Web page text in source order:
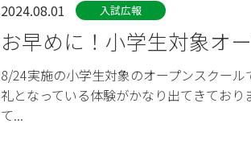
2024.08.01 入試広報
お早めに！小学生対象オ
8/24実施の小学生対象のオープンスクー
礼となっている体験がかなり出てきており
て...